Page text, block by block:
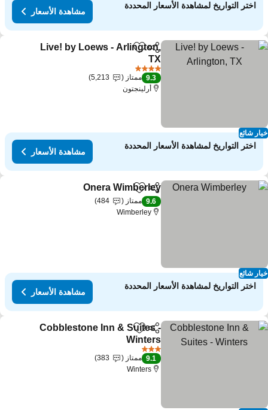
اختر التواريخ لمشاهدة الأسعار المحددة
مشاهدة الأسعار
شائع
مشاركةAdd to favorites
Live! by Loews - Arlington,
TX
مشاهدة الأسعار
9.3 ممتاز
5,213
أرلينجتون
اختر التواريخ لمشاهدة الأسعار المحددة
مشاهدة الأسعار
شائع
مشاركةAdd to favorites
Onera Wimberley
9.6 ممتاز
484
Wimberley
اختر التواريخ لمشاهدة الأسعار المحددة
مشاهدة الأسعار
مشاركةAdd to favorites
Cobblestone Inn & Suites -
Winters
مشاهدة الأسعار
9.1 ممتاز
383
Winters